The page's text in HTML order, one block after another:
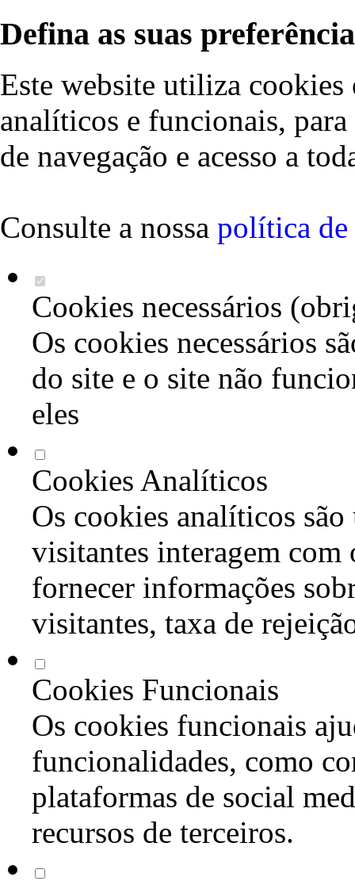
Defina as suas
Este website utiliza cookies
analíticos e funcionais,
de navegação e acesso a
Consulte a nossa política de
Cookies necessários
Os cookies necessários
do site e o site não
eles
Cookies Analíticos
Os cookies analíticos são
visitantes interagem com
fornecer informações
visitantes, taxa de
Cookies Funcionais
Os cookies funcionais
funcionalidades, como
plataformas de social
recursos de terceiros.